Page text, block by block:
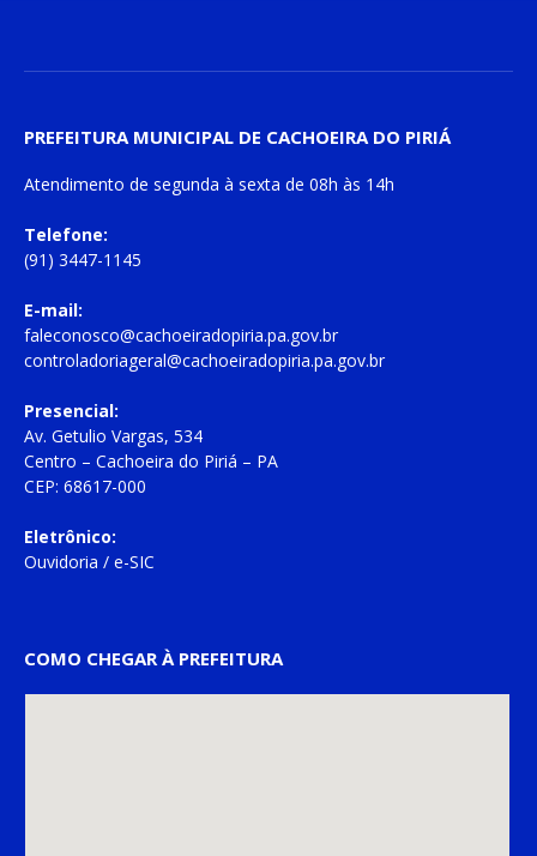
PREFEITURA MUNICIPAL DE CACHOEIRA DO PIRIÁ
Atendimento de segunda à sexta de 08h às 14h
Telefone:
(91) 3447-1145
E-mail:
faleconosco@cachoeiradopiria.pa.gov.br
controladoriageral@cachoeiradopiria.pa.gov.br
Presencial:
Av. Getulio Vargas, 534
Centro – Cachoeira do Piriá – PA
CEP: 68617-000
Eletrônico:
Ouvidoria / e-SIC
COMO CHEGAR À PREFEITURA